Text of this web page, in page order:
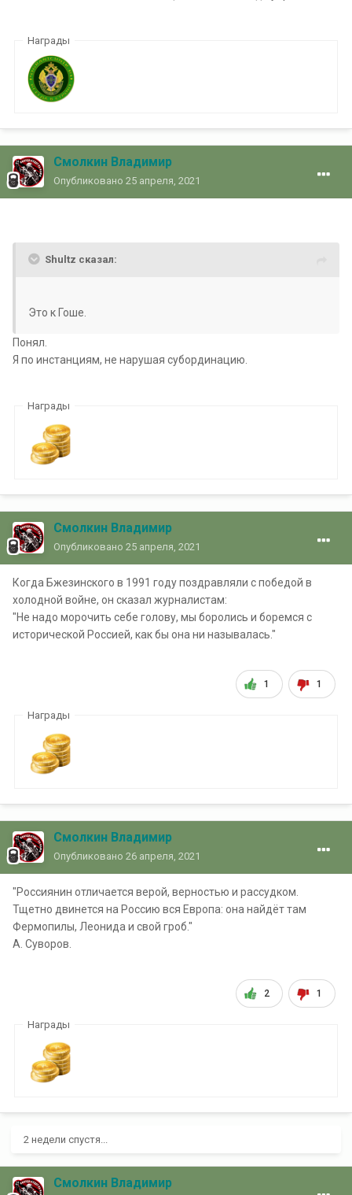
Награды
Смолкин Владимир
Опубликовано 25 апреля, 2021
Shultz сказал:
Это к Гоше.
Понял.
Я по инстанциям, не нарушая субординацию.
Награды
Смолкин Владимир
Опубликовано 25 апреля, 2021
Когда Бжезинского в 1991 году поздравляли с победой в
холодной войне, он сказал журналистам:
"Не надо морочить себе голову, мы боролись и боремся с
исторической Россией, как бы она ни называлась."
1 1
Награды
Смолкин Владимир
Опубликовано 26 апреля, 2021
"Россиянин отличается верой, верностью и рассудком.
Тщетно двинется на Россию вся Европа: она найдёт там
Фермопилы, Леонида и свой гроб."
А. Суворов.
2 1
Награды
2 недели спустя...
Смолкин Владимир